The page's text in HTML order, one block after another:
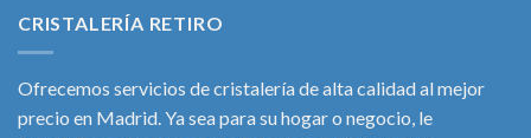
CRISTALERÍA RETIRO
Ofrecemos servicios de cristalería de alta calidad al mejor
precio en Madrid. Ya sea para su hogar o negocio, le